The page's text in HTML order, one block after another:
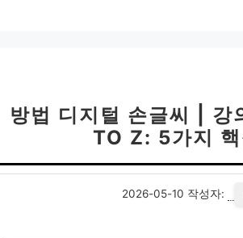
방법 디지털 손글씨 | 강
TO Z: 5가지 핵
2026-05-10 작성자: